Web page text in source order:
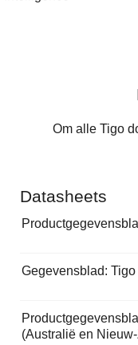
Om alle Tigo
Datasheets
Gegevensblad:
(Australië en